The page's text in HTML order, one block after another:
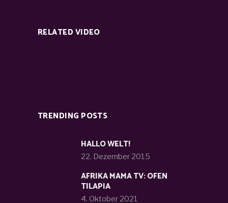
RELATED VIDEO
TRENDING POSTS
HALLO WELT!
22. Dezember 2015
AFRIKA MAMA TV: OFEN
TILAPIA
4. Oktober 2021